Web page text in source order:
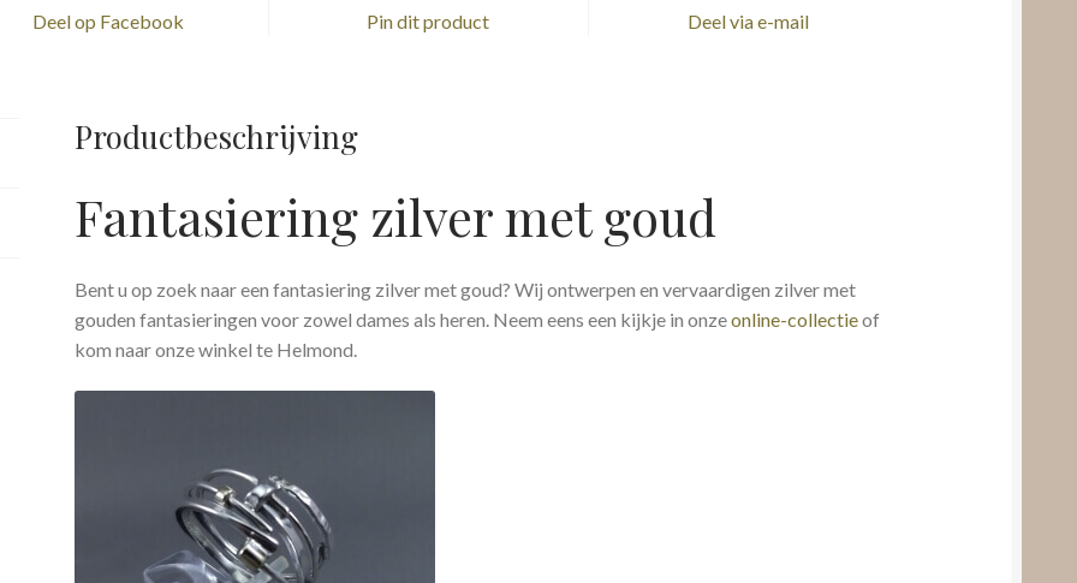
Deel op Facebook Pin dit product Deel via e-mail
Productbeschrijving
Fantasiering zilver met goud
Bent u op zoek naar een fantasiering zilver met goud? Wij ontwerpen en vervaardigen zilver met
gouden fantasieringen voor zowel dames als heren. Neem eens een kijkje in onzeonline-collectieof
kom naar onze winkel te Helmond.